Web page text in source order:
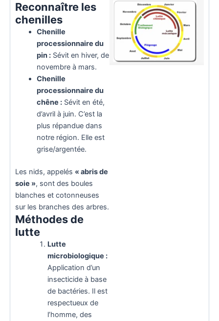
Reconnaître les
chenilles
Chenille
processionnaire du
pin :Sévit en hiver, de
novembre à mars.
Chenille
processionnaire du
chêne :Sévit en été,
d’avril à juin. C’est la
plus répandue dans
notre région. Elle est
grise/argentée.
Les nids, appelés « abris de
soie », sont des boules
blanches et cotonneuses
sur les branches des arbres.
Méthodes de
lutte
Lutte
microbiologique :
Application d’un
insecticide à base
de bactéries. Il est
respectueux de
l’homme, des